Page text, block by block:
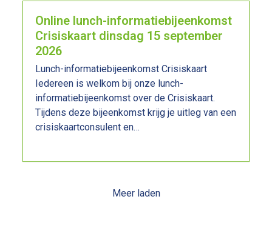
Online lunch-informatiebijeenkomst
Crisiskaart dinsdag 15 september
2026
Lunch-informatiebijeenkomst Crisiskaart
Iedereen is welkom bij onze lunch-
informatiebijeenkomst over de Crisiskaart.
Tijdens deze bijeenkomst krijg je uitleg van een
crisiskaartconsulent en…
Meer laden